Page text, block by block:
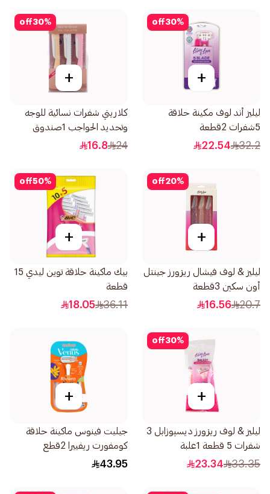
30%
off
+
ليليز أند لوف مكينة حلاقة
5شفرات 2قطعة
32.2
22.54
30%
off
+
كلاريتي شفرات نسائية للوجه
وتحديد الحواجب 1صندوق
24
16.8
20%
off
+
ليليز & لوف فيشال ريزورز جينتل
أون سكين 3قطعة
20.7
16.56
50%
off
+
بيك ماكينة حلاقة توين ليدي 15
قطعة
36.11
18.05
30%
off
+
ليليز & لوف ريزورز ديسپوزابل 3
شفرات 5 قطعة 1علبة
33.35
23.34
+
جيليت فينوس ماكينة حلاقة
كومفورت ريفييرا 2قطع
43.95